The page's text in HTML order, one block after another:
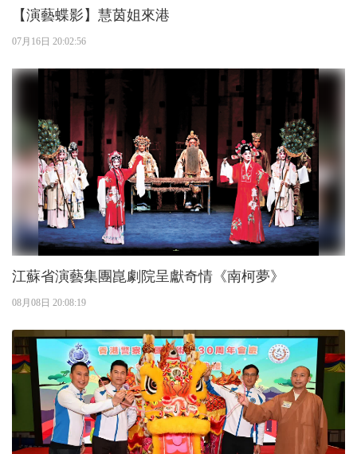
【演藝蝶影】慧茵姐來港
07月16日 20:02:56
江蘇省演藝集團崑劇院呈獻奇情《南柯夢》
08月08日 20:08:19